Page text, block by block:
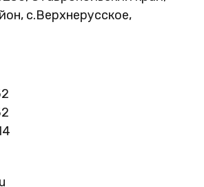
с.Верхнерусское,